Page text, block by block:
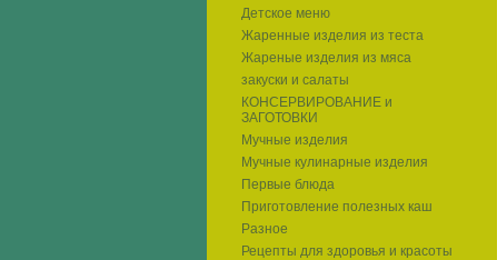
Детское меню
Жаренные изделия из теста
Жареные изделия из мяса
закуски и салаты
КОНСЕРВИРОВАНИЕ и
ЗАГОТОВКИ
Мучные изделия
Мучные кулинарные изделия
Первые блюда
Приготовление полезных каш
Разное
Рецепты для здоровья и красоты